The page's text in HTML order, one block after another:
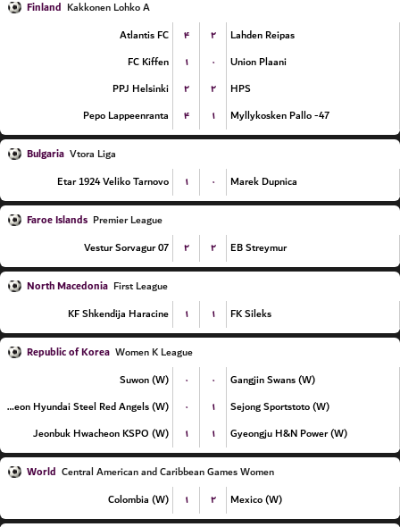
Finland Kakkonen Lohko A
Atlantis FC
۴ ۲
Lahden Reipas
FC Kiffen
۱ ۰
Union Plaani
PPJ Helsinki
۲ ۲
HPS
Pepo Lappeenranta
۴ ۱ Myllykosken Pallo -47
Bulgaria Vtora Liga
Etar 1924 Veliko Tarnovo
۱ ۰ Marek Dupnica
Faroe Islands Premier League
07 Vestur Sorvagur
۲ ۲ EB Streymur
North Macedonia First League
KF Shkendija Haracine
۱ ۱ FK Sileks
Republic of Korea Women K League
Suwon (W)
۰ ۰
Gangjin Swans (W)
Incheon Hyundai Steel Red Angels (W)
۰ ۱
Sejong Sportstoto (W)
Jeonbuk Hwacheon KSPO (W)
۱ ۱ Gyeongju H&N Power (W)
World Central American and Caribbean Games Women
Colombia (W)
۱ ۲ Mexico (W)